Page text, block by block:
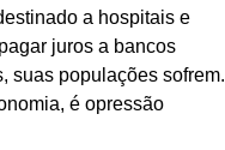
a hospitais e
juros a bancos
suas populações sofrem.
é opressão